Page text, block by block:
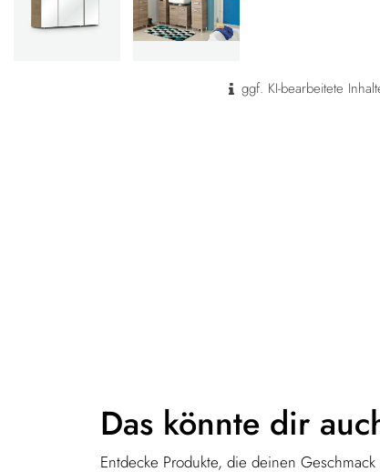
ggf. KI-bearbeitete
Das könnte dir
Entdecke Produkte, die deinen